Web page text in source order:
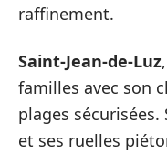
raffinement.
Saint-Jean-de-Luz
familles avec son
plages
et ses ruelles